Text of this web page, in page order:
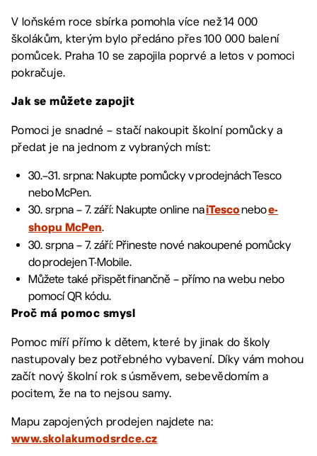
V loňském roce sbírka pomohla více než 14 000
školákům, kterým bylo předáno přes 100 000 balení
pomůcek. Praha 10 se zapojila poprvé a letos v pomoci
pokračuje.
Jak se můžete zapojit
Pomoci je snadné – stačí nakoupit školní pomůcky a
předat je na jednom z vybraných míst:
30.–31. srpna: Nakupte pomůcky v prodejnách Tesco
nebo McPen.
30. srpna – 7. září: Nakupte online naiTesco neboe-
shopu McPen.
30. srpna – 7. září: Přineste nové nakoupené pomůcky
do prodejen T-Mobile.
Můžete také přispět finančně – přímo na webu nebo
pomocí QR kódu.
Proč má pomoc smysl
Pomoc míří přímo k dětem, které by jinak do školy
nastupovaly bez potřebného vybavení. Díky vám mohou
začít nový školní rok s úsměvem, sebevědomím a
pocitem, že na to nejsou samy.
Mapu zapojených prodejen najdete na:
www.skolakumodsrdce.cz